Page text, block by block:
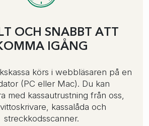
OCH SNABBT ATT
IGÅNG
körs i webbläsaren på en
(PC eller Mac). Du kan
med kassautrustning från oss,
kassalåda och
streckkodsscanner.